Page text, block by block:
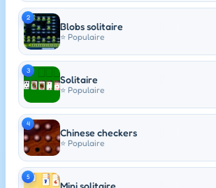
2
Blobs solitaire
⭐ Populaire
3
Solitaire
⭐ Populaire
4
Chinese checkers
⭐ Populaire
5
Mini solitaire